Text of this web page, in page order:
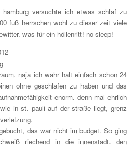
versuchte ich etwas schlaf zu
fuß herrschen wohl zu dieser zeit viele
was für ein höllenritt! no sleep!
naja ich wahr halt einfach schon 24
ohne geschlafen zu haben und das
enorm. denn mal ehrlich
in st. pauli auf der straße liegt, grenz
das war nicht im budget. So ging
riechend in die innenstadt. den